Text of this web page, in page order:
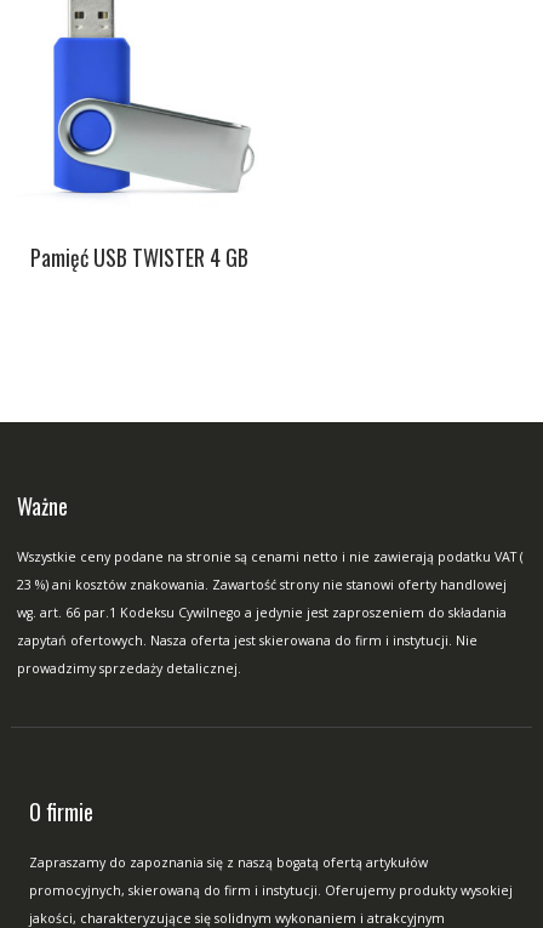
Pamięć USB TWISTER 4 GB
Ważne
Wszystkie ceny podane na stronie są cenami netto i nie zawierają podatku VAT (
23 %) ani kosztów znakowania. Zawartość strony nie stanowi oferty handlowej
wg. art. 66 par.1 Kodeksu Cywilnego a jedynie jest zaproszeniem do składania
zapytań ofertowych. Nasza oferta jest skierowana do firm i instytucji. Nie
prowadzimy sprzedaży detalicznej.
O firmie
Zapraszamy do zapoznania się z naszą bogatą ofertą artykułów
promocyjnych, skierowaną do firm i instytucji. Oferujemy produkty wysokiej
jakości, charakteryzujące się solidnym wykonaniem i atrakcyjnym